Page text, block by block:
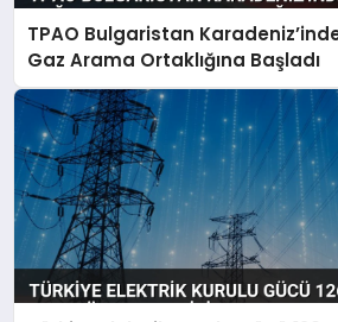
TPAO Bulgaristan
Gaz Arama Ortaklığına Başladı